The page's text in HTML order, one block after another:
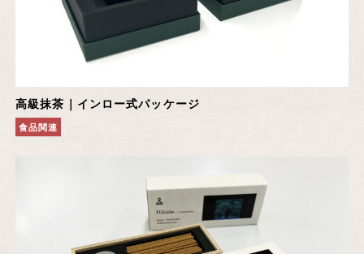
高級抹茶｜インロー式パッケージ
食品関連